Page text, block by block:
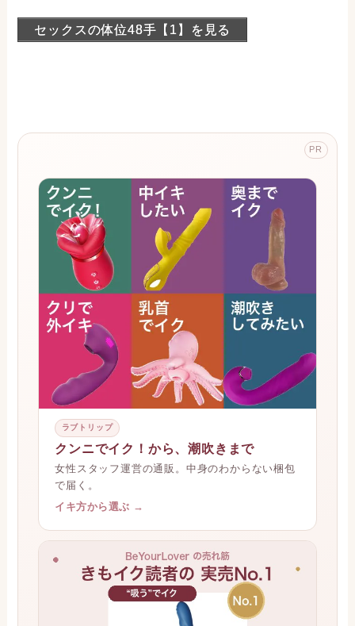
セックスの体位48手【1】を見る
PR
ラブトリップ
クンニでイク！から、潮吹きまで
女性スタッフ運営の通販。中身のわからない梱包
で届く。
イキ方から選ぶ →